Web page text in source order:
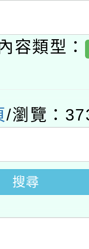
教學軟體
會函釋公
申請許可
利署委託
及節水達
福系列
景藝術
容類型：
/瀏覽：
搜尋